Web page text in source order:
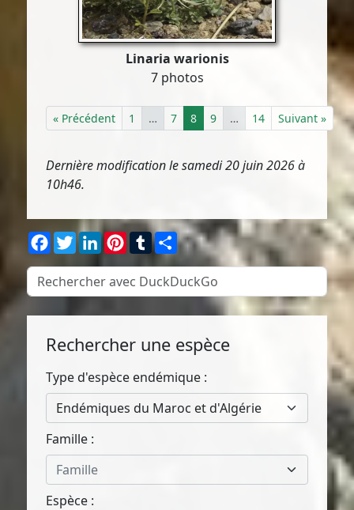
Linaria warionis
7 photos
« Précédent 1 … 7 8 9 … 14 Suivant »
Dernière modification le samedi 20 juin 2026 à
10h46.
Facebook
TwitterLinkedInPinterest
TumblrPartager
Rechercher une espèce
Type d'espèce endémique :
Endémiques du Maroc et d'Algérie
Famille :
Famille
Espèce :